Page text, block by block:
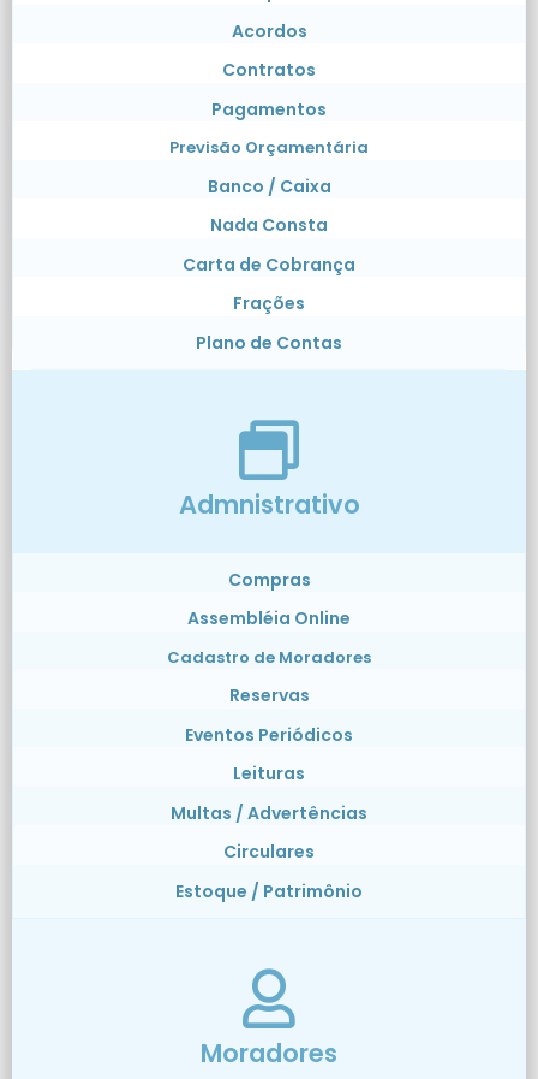
Acordos
Contratos
Pagamentos
Previsão Orçamentária
Banco / Caixa
Nada Consta
Carta de Cobrança
Frações
Plano de Contas
Admnistrativo
Compras
Assembléia Online
Cadastro de Moradores
Reservas
Eventos Periódicos
Leituras
Multas / Advertências
Circulares
Estoque / Patrimônio
Moradores